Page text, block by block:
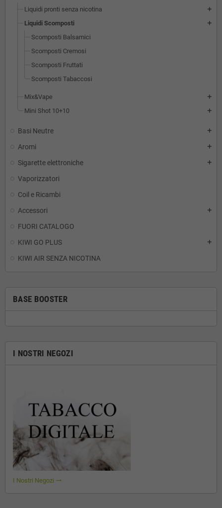
Liquidi pronti senza nicotina add
Liquidi Scomposti add
Scomposti Balsamici
Scomposti Cremosi
Scomposti Fruttati
Scomposti Tabaccosi
Mix&Vape add
Mini Shot 10+10 add
Basi Neutre add
Aromi add
Sigarette elettroniche add
Vaporizzatori
Coil e Ricambi
Accessori
add
FUORI CATALOGO
KIWI GO PLUS
add
KIWI AIR SENZA NICOTINA
BASE BOOSTER
I NOSTRI NEGOZI
I Nostri Negozi trending_flat